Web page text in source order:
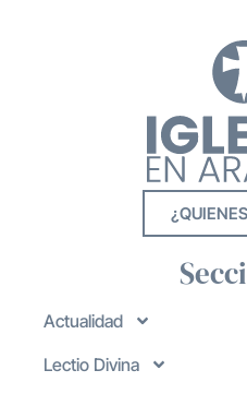
Actualidad
Lectio Divina